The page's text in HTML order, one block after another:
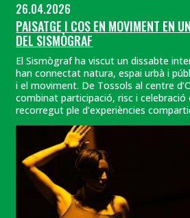
26.04.2026
PAISATGE I COS EN MOVIMENT EN
DEL SISMÒGRAF
El Sismògraf ha viscut un dissabte
han connectat natura, espai urbà i
i el moviment. De Tossols al centre
combinat participació, risc i celebració
recorregut ple d’experiències